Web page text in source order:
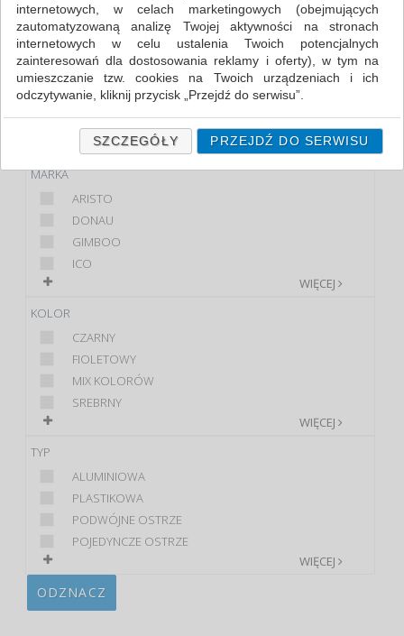
KLASA
PREMIUM
STANDARD
PRODUKT
TEMPERÓWKA
ZESTAW
MARKA
ARISTO
DONAU
GIMBOO
ICO
WIĘCEJ
KOLOR
CZARNY
FIOLETOWY
MIX KOLORÓW
SREBRNY
WIĘCEJ
TYP
ALUMINIOWA
PLASTIKOWA
PODWÓJNE OSTRZE
POJEDYNCZE OSTRZE
WIĘCEJ
ODZNACZ
internetowych, w celach marketingowych (obejmujących
zautomatyzowaną analizę Twojej aktywności na stronach
internetowych w celu ustalenia Twoich potencjalnych
zainteresowań dla dostosowania reklamy i oferty), w tym na
umieszczanie tzw. cookies na Twoich urządzeniach i ich
odczytywanie, kliknij przycisk „Przejdź do serwisu”.
Jeśli nie chcesz wyrazić zgody lub ograniczyć jej zakres, kliknij
„Szczegóły”, gdzie znajdziesz wszelkie informacje o tym jak to
zrobić . Te same informacje znajdziesz także na podstronie z
naszą polityką prywatności obowiązującą od 25 maja 2018.
W przypadku użytkowników zalogowanych, ważna jest Państwa
wcześniejsza zgoda której udzieliliście podczas zakładania
dowolnym momencie wycofać.
Polityka prywatności (rozwiń)
SZCZEGÓŁY PRZEJDŹ DO SERWISU